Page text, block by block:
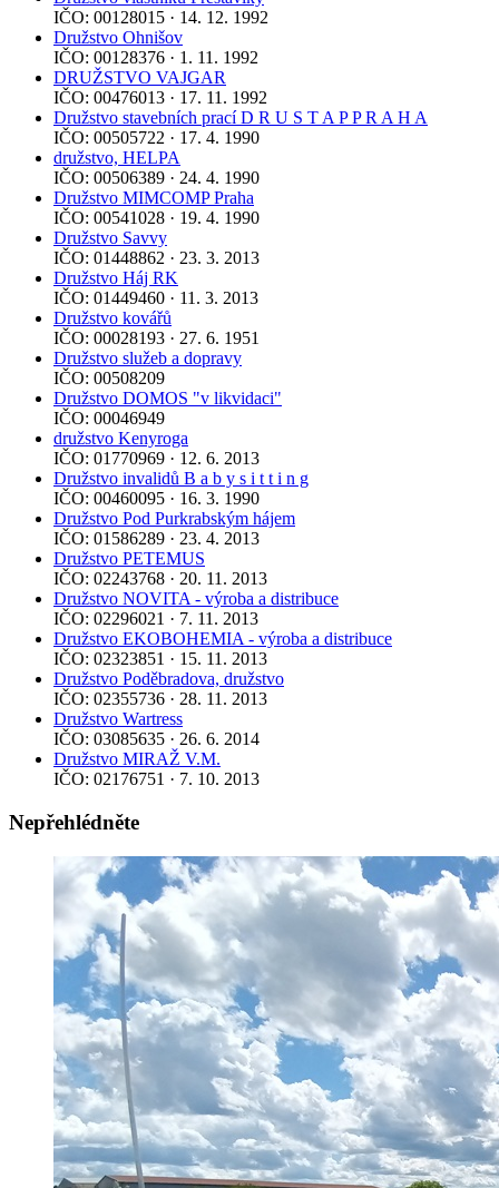
IČO: 00128015 · 14. 12. 1992
Družstvo Ohnišov
IČO: 00128376 · 1. 11. 1992
DRUŽSTVO VAJGAR
IČO: 00476013 · 17. 11. 1992
Družstvo stavebních prací D R U S T A P P R A H A
IČO: 00505722 · 17. 4. 1990
družstvo, HELPA
IČO: 00506389 · 24. 4. 1990
Družstvo MIMCOMP Praha
IČO: 00541028 · 19. 4. 1990
Družstvo Savvy
IČO: 01448862 · 23. 3. 2013
Družstvo Háj RK
IČO: 01449460 · 11. 3. 2013
Družstvo kovářů
IČO: 00028193 · 27. 6. 1951
Družstvo služeb a dopravy
IČO: 00508209
Družstvo DOMOS "v likvidaci"
IČO: 00046949
družstvo Kenyroga
IČO: 01770969 · 12. 6. 2013
Družstvo invalidů B a b y s i t t i n g
IČO: 00460095 · 16. 3. 1990
Družstvo Pod Purkrabským hájem
IČO: 01586289 · 23. 4. 2013
Družstvo PETEMUS
IČO: 02243768 · 20. 11. 2013
Družstvo NOVITA - výroba a distribuce
IČO: 02296021 · 7. 11. 2013
Družstvo EKOBOHEMIA - výroba a distribuce
IČO: 02323851 · 15. 11. 2013
Družstvo Poděbradova, družstvo
IČO: 02355736 · 28. 11. 2013
Družstvo Wartress
IČO: 03085635 · 26. 6. 2014
Družstvo MIRAŽ V.M.
IČO: 02176751 · 7. 10. 2013
Nepřehlédněte